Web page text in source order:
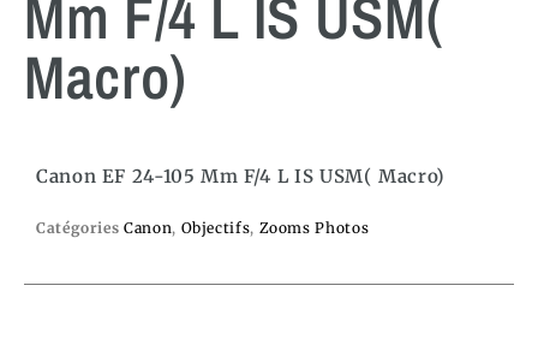
Mm F/4 L IS USM(
Macro)
Canon EF 24-105 Mm F/4 L IS USM( Macro)
Catégories Canon, Objectifs, Zooms Photos